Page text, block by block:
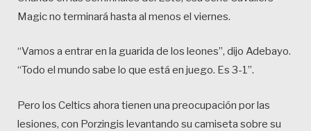
Magic no terminará hasta al menos el viernes.
“Vamos a entrar en la guarida de los leones”, dijo Adebayo.
“Todo el mundo sabe lo que está en juego. Es 3-1”.
Pero los Celtics ahora tienen una preocupación por las
lesiones, con Porzingis levantando su camiseta sobre su